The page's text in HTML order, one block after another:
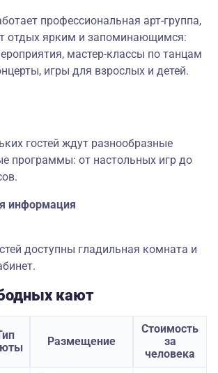
профессиональная арт-группа,
отдых ярким и запоминающимся:
мастер-классы по танцам
игры для взрослых и детей.
гостей ждут разнообразные
программы: от настольных игр до
информация
доступны гладильная комната и
кают
Размещение
Стоимость
за
человека